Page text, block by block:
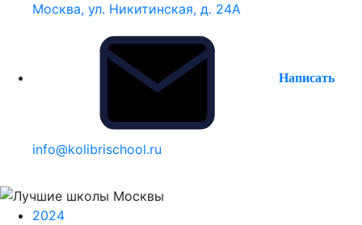
Москва, ул. Никитинская, д. 24А
Написать
info@kolibrischool.ru
2024